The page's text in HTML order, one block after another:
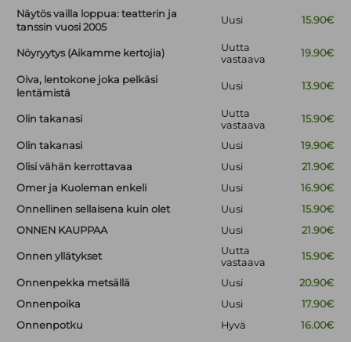
Näytös vailla loppua: teatterin ja
tanssin vuosi 2005
Uusi 15.90€
Nöyryytys (Aikamme kertojia)
Uutta
vastaava
19.90€
Oiva, lentokone joka pelkäsi
lentämistä
Uusi 13.90€
Olin takanasi
Uutta
vastaava
15.90€
Olin takanasi Uusi
19.90€
Olisi vähän kerrottavaa
Uusi
21.90€
Omer ja Kuoleman enkeli
Uusi
16.90€
Onnellinen sellaisena kuin olet
Uusi
15.90€
ONNEN KAUPPAA
Uusi 21.90€
Onnen yllätykset
Uutta
vastaava
15.90€
Onnenpekka metsällä Uusi
20.90€
Onnenpoika
Uusi
17.90€
Onnenpotku
Hyvä 16.00€